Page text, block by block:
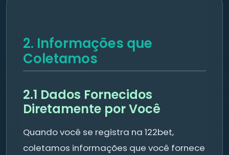
2. Informações que
Coletamos
2.1 Dados Fornecidos
Diretamente por Você
Quando você se registra na 122bet,
coletamos informações que você fornece